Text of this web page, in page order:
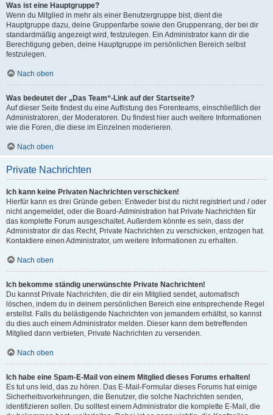
Was ist eine Hauptgruppe?
Wenn du Mitglied in mehr als einer Benutzergruppe bist, dient die
Hauptgruppe dazu, deine Gruppenfarbe sowie den Gruppenrang, der bei dir
standardmäßig angezeigt wird, festzulegen. Ein Administrator kann dir die
Berechtigung geben, deine Hauptgruppe im persönlichen Bereich selbst
festzulegen.
Nach oben
Was bedeutet der „Das Team“-Link auf der Startseite?
Auf dieser Seite findest du eine Auflistung des Forenteams, einschließlich der
Administratoren, der Moderatoren. Du findest hier auch weitere Informationen
wie die Foren, die diese im Einzelnen moderieren.
Nach oben
Private Nachrichten
Ich kann keine Privaten Nachrichten verschicken!
Hierfür kann es drei Gründe geben: Entweder bist du nicht registriert und / oder
nicht angemeldet, oder die Board-Administration hat Private Nachrichten für
das komplette Forum ausgeschaltet. Außerdem könnte es sein, dass der
Administrator dir das Recht, Private Nachrichten zu verschicken, entzogen hat.
Kontaktiere einen Administrator, um weitere Informationen zu erhalten.
Nach oben
Ich bekomme ständig unerwünschte Private Nachrichten!
Du kannst Private Nachrichten, die dir ein Mitglied sendet, automatisch
löschen, indem du in deinem persönlichen Bereich eine entsprechende Regel
erstellst. Falls du belästigende Nachrichten von jemandem erhältst, so kannst
du dies auch einem Administrator melden. Dieser kann dem betreffenden
Mitglied dann verbieten, Private Nachrichten zu versenden.
Nach oben
Ich habe eine Spam-E-Mail von einem Mitglied dieses Forums erhalten!
Es tut uns leid, das zu hören. Das E-Mail-Formular dieses Forums hat einige
Sicherheitsvorkehrungen, die Benutzer, die solche Nachrichten senden,
identifizieren sollen. Du solltest einem Administrator die komplette E-Mail, die